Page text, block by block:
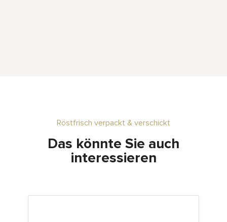
Röstfrisch verpackt & verschickt
Das könnte Sie auch
interessieren